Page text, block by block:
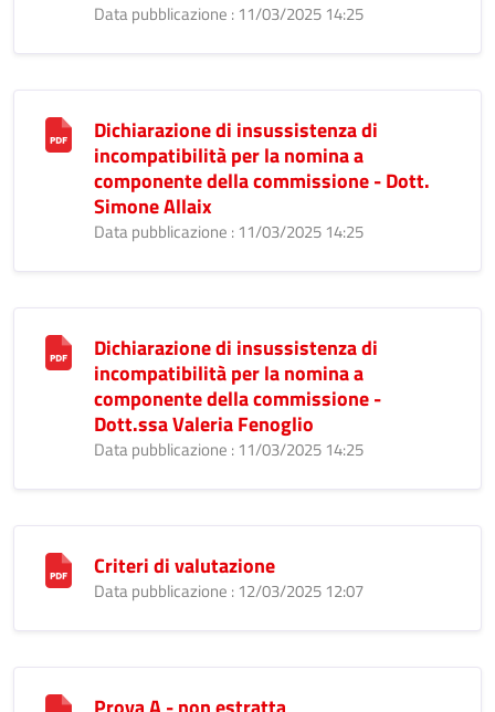
Data pubblicazione : 11/03/2025 14:25
Dichiarazione di insussistenza di
incompatibilità per la nomina a
componente della commissione - Dott.
Simone Allaix
Data pubblicazione : 11/03/2025 14:25
Dichiarazione di insussistenza di
incompatibilità per la nomina a
componente della commissione -
Dott.ssa Valeria Fenoglio
Data pubblicazione : 11/03/2025 14:25
Criteri di valutazione
Data pubblicazione : 12/03/2025 12:07